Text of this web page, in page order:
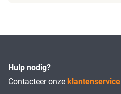
Hulp nodig?
Contacteer onze klantenservice